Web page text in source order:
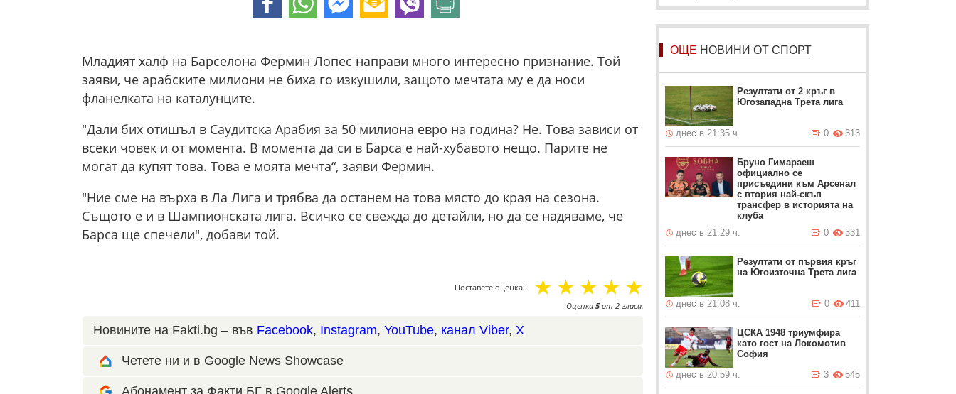
Младият халф на Барселона Фермин Лопес направи много интересно признание. Той
заяви, че арабските милиони не биха го изкушили, защото мечтата му е да носи
фланелката на каталунците.
"Дали бих отишъл в Саудитска Арабия за 50 милиона евро на година? Не. Това зависи от
всеки човек и от момента. В момента да си в Барса е най-хубавото нещо. Парите не
могат да купят това. Това е моята мечта“, заяви Фермин.
"Ние сме на върха в Ла Лига и трябва да останем на това място до края на сезона.
Същото е и в Шампионската лига. Всичко се свежда до детайли, но да се надяваме, че
Барса ще спечели", добави той.
Поставете оценка: ☆
☆
☆
☆
☆
Оценка 5от 2гласа.
Новините на Fakti.bg – във Facebook, Instagram, YouTube, канал Viber, X
Четете ни и в Google News Showcase
Абонамент за Факти.БГ в Google Alerts
ОЩЕ НОВИНИ ОТ СПОРТ
Резултати от 2 кръг в
Югозападна Трета лига
днес в 21:35 ч. 313
0
Бруно Гимараеш
официално се
присъедини към Арсенал
с втория най-скъп
трансфер в историята на
клуба
днес в 21:29 ч.
331
0
Резултати от първия кръг
на Югоизточна Трета лига
днес в 21:08 ч. 411
0
ЦСКА 1948 триумфира
като гост на Локомотив
София
днес в 20:59 ч.
545
3